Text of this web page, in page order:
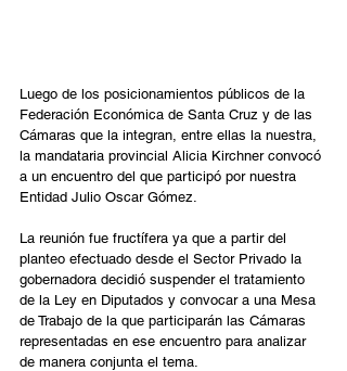
Luego de los posicionamientos públicos de la
Federación Económica de Santa Cruz y de las
Cámaras que la integran, entre ellas la nuestra,
la mandataria provincial Alicia Kirchner convocó
a un encuentro del que participó por nuestra
Entidad Julio Oscar Gómez.
La reunión fue fructífera ya que a partir del
planteo efectuado desde el Sector Privado la
gobernadora decidió suspender el tratamiento
de la Ley en Diputados y convocar a una Mesa
de Trabajo de la que participarán las Cámaras
representadas en ese encuentro para analizar
de manera conjunta el tema.